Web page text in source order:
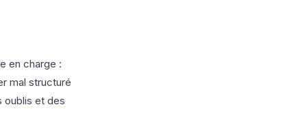
en charge :
mal structuré
oublis et des